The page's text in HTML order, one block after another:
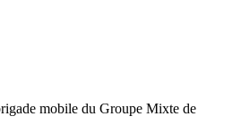
mobile du Groupe Mixte de